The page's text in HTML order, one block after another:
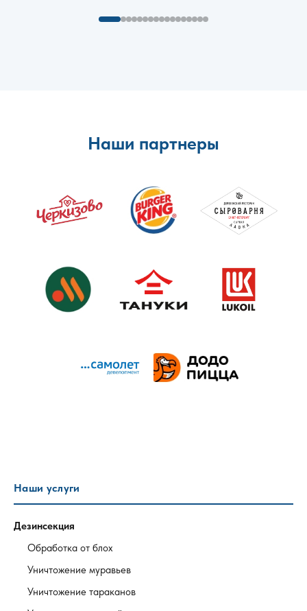
Наши партнеры
Наши услуги
Дезинсекция
Обработка от блох
Уничтожение муравьев
Уничтожение тараканов